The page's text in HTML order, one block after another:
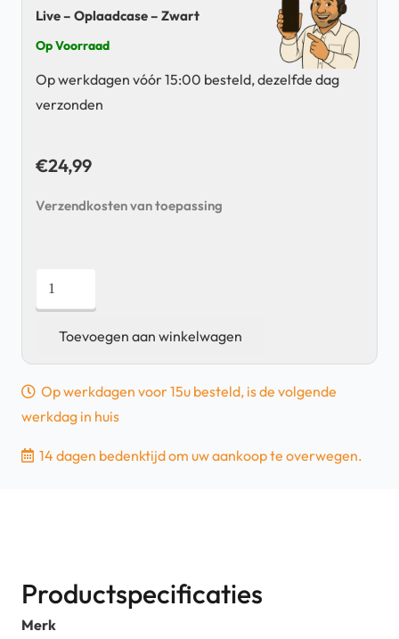
Live – Oplaadcase – Zwart
Op Voorraad
Op werkdagen vóór 15:00 besteld, dezelfde dag
verzonden
€24,99
Verzendkosten van toepassing
Samsung
Galaxy
Buds
Oplaadcase
Zwart
Toevoegen aan winkelwagen
Op werkdagen voor 15u besteld, is de volgende
werkdag in huis
14 dagen bedenktijd om uw aankoop te overwegen.
Productspecificaties
Merk